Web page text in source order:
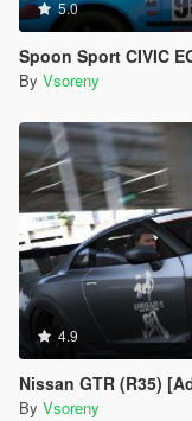
5.0
Spoon Sport CIVIC
By Vsoreny
4.9
Nissan GTR (R35)
By Vsoreny